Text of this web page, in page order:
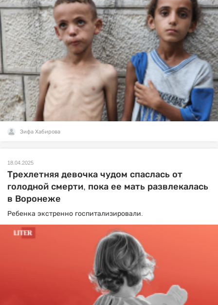
Зифа Хабирова
18.04.2025
Трехлетняя девочка чудом спаслась от
голодной смерти, пока ее мать развлекалась
в Воронеже
Ребенка экстренно госпитализировали.